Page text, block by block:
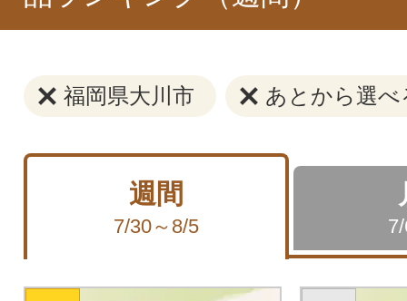
福岡県大川市 あとから選べ
週間
7/30～8/5